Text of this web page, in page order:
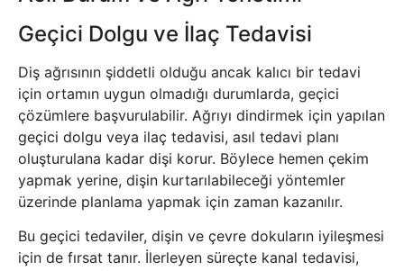
Geçici Dolgu ve İlaç Tedavisi
Diş ağrısının şiddetli olduğu ancak kalıcı bir tedavi
için ortamın uygun olmadığı durumlarda, geçici
çözümlere başvurulabilir. Ağrıyı dindirmek için yapılan
geçici dolgu veya ilaç tedavisi, asıl tedavi planı
oluşturulana kadar dişi korur. Böylece hemen çekim
yapmak yerine, dişin kurtarılabileceği yöntemler
üzerinde planlama yapmak için zaman kazanılır.
Bu geçici tedaviler, dişin ve çevre dokuların iyileşmesi
için de fırsat tanır. İlerleyen süreçte kanal tedavisi,